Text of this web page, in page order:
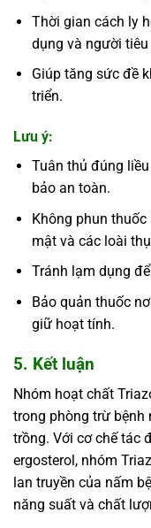
Thời gian cách ly
dụng và người tiêu
Giúp tăng sức đề
triển.
Lưu ý:
Tuân thủ đúng
bảo an toàn.
Không phun
mật và các loài
Tránh lạm dụng
Bảo quản thuốc
giữ hoạt tính.
5. Kết luận
Nhóm hoạt chất
trong phòng trừ bệnh
trồng. Với cơ chế tác
ergosterol, nhóm
lan truyền của nấm
năng suất và chất